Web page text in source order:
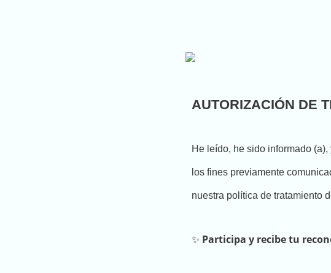
AUTORIZACIÓN DE
He leído, he sido informado
los fines previamente
nuestra política de tratamiento
✨ Participa y recibe tu